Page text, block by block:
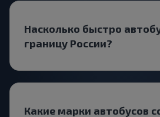
Насколько быстро
границу России?
Какие марки автобусов